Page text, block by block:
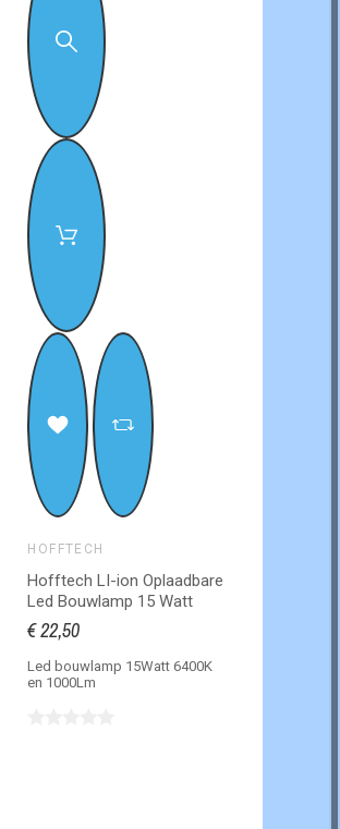
HOFFTECH
Hofftech LI-ion Oplaadbare
Led Bouwlamp 15 Watt
€ 22,50
Led bouwlamp 15Watt 6400K
en 1000Lm